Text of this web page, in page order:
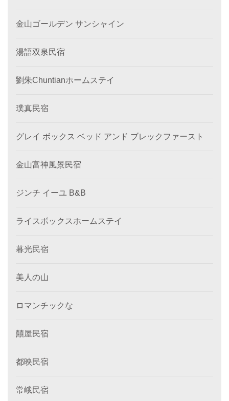
金山ゴールデン サンシャイン
湯語双泉民宿
劉朱Chuntianホームステイ
璞真民宿
グレイ ボックス ベッド アンド ブレックファースト
金山富神風景民宿
ジンチ イーユ B&B
ライスボックスホームステイ
暮光民宿
美人の山
ロマンチックな
囍屋民宿
都映民宿
常峨民宿